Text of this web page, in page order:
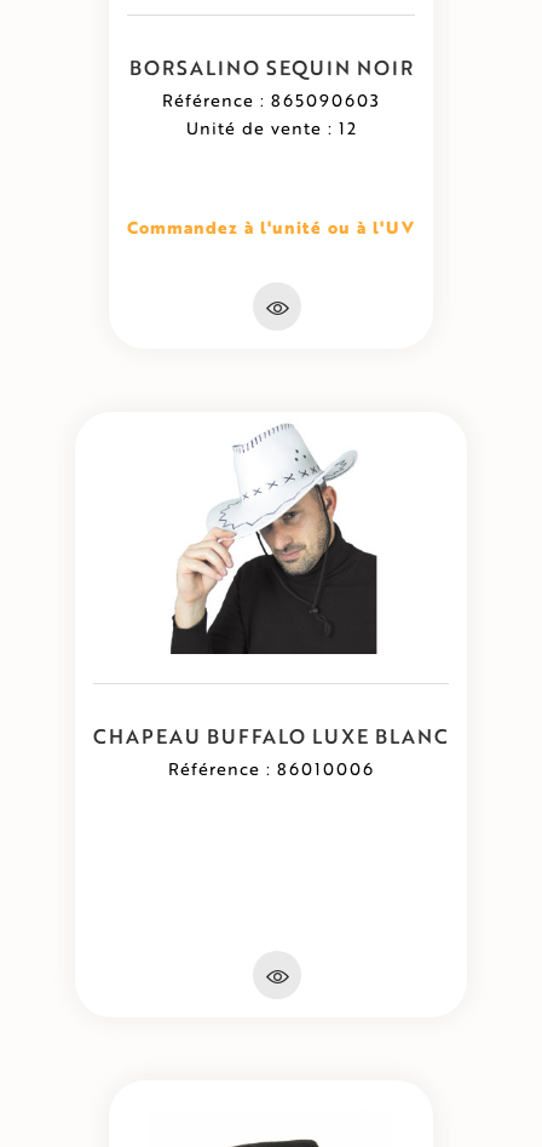
BORSALINO SEQUIN NOIR
Référence : 865090603
Unité de vente : 12
Commandez à l'unité ou à l'UV
CHAPEAU BUFFALO LUXE BLANC
Référence : 86010006